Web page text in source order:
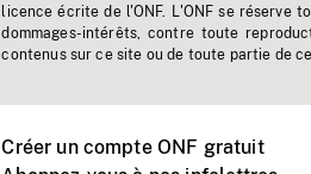
licence écrite de l'ONF. L'ONF se réserve
dommages-intérêts, contre toute
contenus sur ce site ou de toute partie de
Créer un compte ONF gratuit